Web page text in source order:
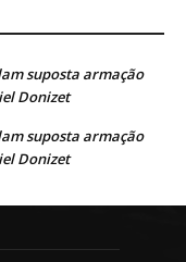
suposta armação
Donizet
suposta armação
Donizet